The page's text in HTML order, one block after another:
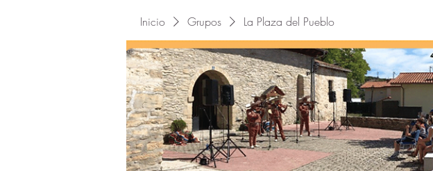
Inicio Grupos La Plaza del Pueblo